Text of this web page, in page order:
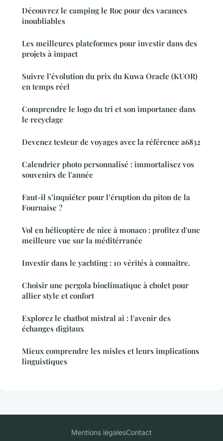
Découvrez le camping le Roc pour des vacances
inoubliables
Les meilleures plateformes pour investir dans des
projets à impact
Suivre l’évolution du prix du Kuwa Oracle (KUOR)
en temps réel
Comprendre le logo du tri et son importance dans
le recyclage
Devenez testeur de voyages avec la référence a6832
Calendrier photo personnalisé : immortalisez vos
souvenirs de l'année
Faut-il s’inquiéter pour l’éruption du piton de la
Fournaise ?
Vol en hélicoptère de nice à monaco : profitez d'une
meilleure vue sur la méditérranée
Investir dans le yachting : 10 vérités à connaître.
Choisir une pergola bioclimatique à cholet pour
allier style et confort
Explorez le chatbot mistral ai : l'avenir des
échanges digitaux
Mieux comprendre les misles et leurs implications
linguistiques
Mentions légalesContact